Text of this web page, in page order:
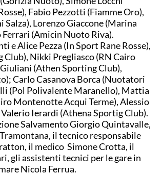
Fabio Pezzotti (Fiamme Oro),
Lorenzo Giaccone (Marina
(Amicin Nuoto Riva).
Alice Pezza (In Sport Rane Rosse),
Nikki Pregliasco (RN Cairo
(Athen Sporting Club),
Carlo Casanova Borca (Nuotatori
(Pol Polivalente Maranello), Mattia
Montenotte Acqui Terme), Alessio
Valerio Ierardi (Athena Sportig Club).
Salvamento Giorgio Quintavalle,
il tecnico responsabile
il medico Simone Crotta, il
gli assistenti tecnici per le gare in
Nicola Ferrua.